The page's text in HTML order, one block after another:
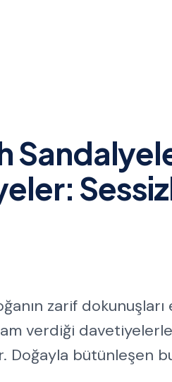
zarif
verdiği
Doğayla